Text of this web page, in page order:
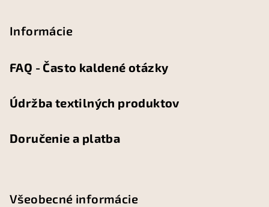
Informácie
FAQ - Často kaldené otázky
Údržba textilných produktov
Doručenie a platba
Všeobecné informácie